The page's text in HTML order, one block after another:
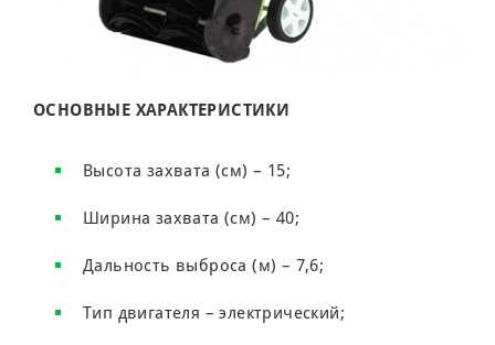
ОСНОВНЫЕ ХАРАКТЕРИСТИКИ
Высота захвата (см) – 15;
Ширина захвата (см) – 40;
Дальность выброса (м) – 7,6;
Тип двигателя – электрический;